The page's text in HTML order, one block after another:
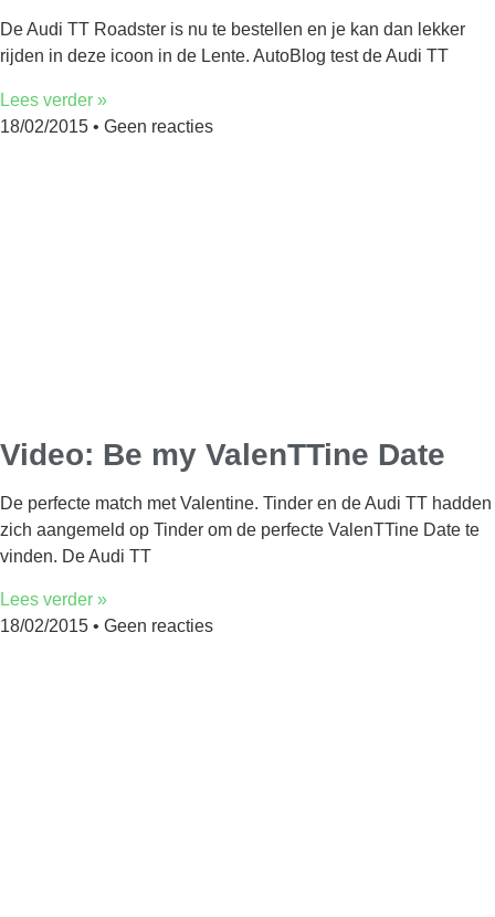
De Audi TT Roadster is nu te bestellen en je kan dan lekker
rijden in deze icoon in de Lente. AutoBlog test de Audi TT
Lees verder »
18/02/2015
Geen reacties
Video: Be my ValenTTine Date
De perfecte match met Valentine. Tinder en de Audi TT hadden
zich aangemeld op Tinder om de perfecte ValenTTine Date te
vinden. De Audi TT
Lees verder »
18/02/2015
Geen reacties